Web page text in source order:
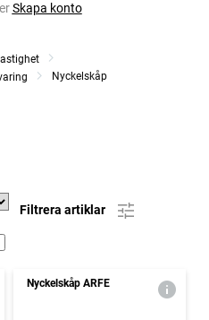
Skapa konto
Nyckelskåp
Filtrera artiklar
Nyckelskåp ARFE